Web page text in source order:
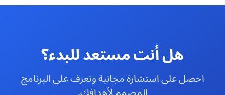
هل أنت مستعد للبدء؟
احصل على استشارة مجانية وتعرف على البرنامج
المصمم لأهدافك.